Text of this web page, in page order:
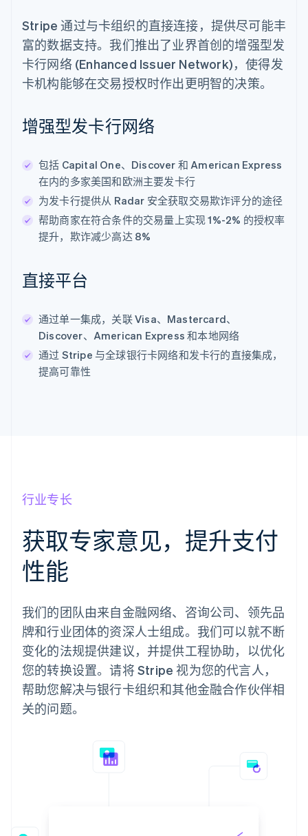
Stripe 通过与卡组织的直接连接，提供尽可能丰
富的数据支持。我们推出了业界首创的增强型发
卡行网络 (Enhanced Issuer Network)，使得发
卡机构能够在交易授权时作出更明智的决策。
增强型发卡行网络
包括 Capital One、Discover 和 American Express
在内的多家美国和欧洲主要发卡行
为发卡行提供从 Radar 安全获取交易欺诈评分的途径
帮助商家在符合条件的交易量上实现 1%-2% 的授权率
提升，欺诈减少高达 8%
直接平台
通过单一集成，关联 Visa、Mastercard、
Discover、American Express 和本地网络
通过 Stripe 与全球银行卡网络和发卡行的直接集成，
提高可靠性
行业专长
获取专家意见，提升支付
性能
我们的团队由来自金融网络、咨询公司、领先品
牌和行业团体的资深人士组成。我们可以就不断
变化的法规提供建议，并提供工程协助，以优化
您的转换设置。请将 Stripe 视为您的代言人，
帮助您解决与银行卡组织和其他金融合作伙伴相
关的问题。